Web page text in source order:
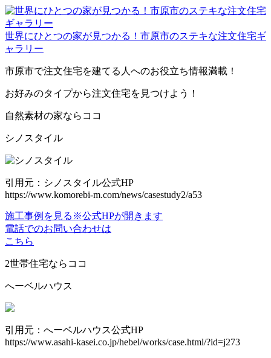
世界にひとつの家が見つかる！市原市のステキな注文住宅ギ
ャラリー
市原市で注文住宅を建てる人へのお役立ち情報満載！
お好みのタイプから注文住宅を見つけよう！
自然素材の家ならココ
シノスタイル
引用元：シノスタイル公式HP
https://www.komorebi-m.com/news/casestudy2/a53
施工事例を見る ※公式HPが開きます
電話でのお問い合わせは
こちら
2世帯住宅ならココ
へーベルハウス
引用元：へーベルハウス公式HP
https://www.asahi-kasei.co.jp/hebel/works/case.html/?id=j273